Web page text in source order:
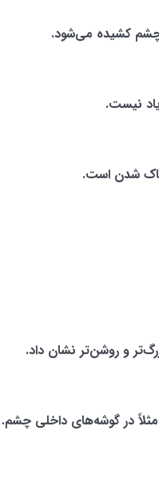
چشم کشیده می‌شود.
نیست.
پاک شدن است.
و روشن‌تر نشان داد.
مثلاً در گوشه‌های داخلی چشم.